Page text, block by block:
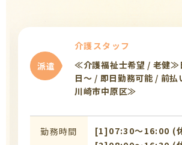
派遣
介護スタッフ
≪介護福祉士希望 / 老健≫
日〜 / 即日勤務可能 / 前
川崎市中原区≫
勤務時間
[1]07:30〜16:00 (